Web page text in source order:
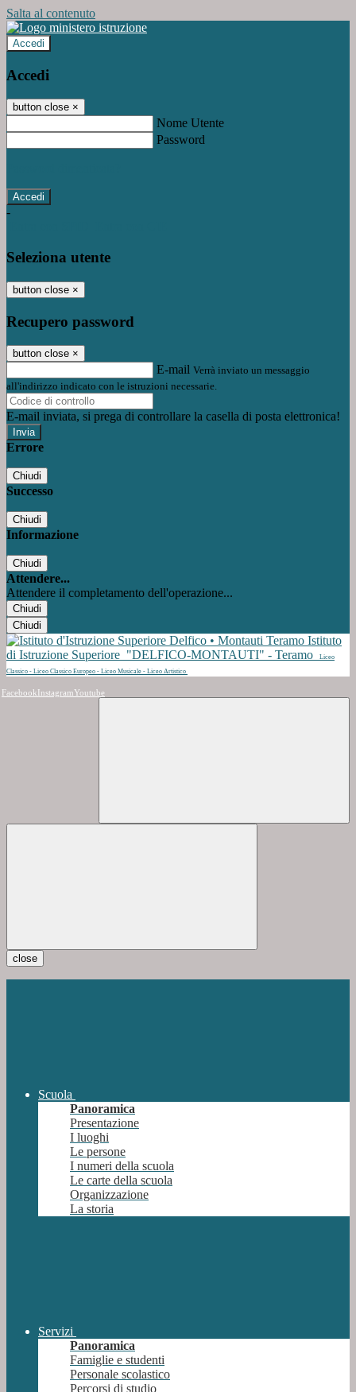
Salta al contenuto
Accedi
Accedi
button close ×
Nome Utente
Password
-
Seleziona utente
button close ×
Recupero password
button close ×
E-mail Verrà inviato un messaggio
all'indirizzo indicato con le istruzioni necessarie.
E-mail inviata, si prega di controllare la casella di posta elettronica!
Errore
Chiudi
Successo
Chiudi
Informazione
Chiudi
Attendere...
Attendere il completamento dell'operazione...
Chiudi
Chiudi
Istituto
di Istruzione Superiore "DELFICO-MONTAUTI" - Teramo
Liceo
Classico - Liceo Classico Europeo - Liceo Musicale - Liceo Artistico
Facebook InstagramYoutube
close
Scuola
Panoramica
Presentazione
I luoghi
Le persone
I numeri della scuola
Le carte della scuola
Organizzazione
La storia
Servizi
Panoramica
Famiglie e studenti
Personale scolastico
Percorsi di studio